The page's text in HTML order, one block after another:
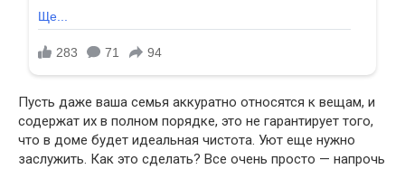
Пусть даже ваша семья аккуратно относятся к вещам, и
содержат их в полном порядке, это не гарантирует того,
что в доме будет идеальная чистота. Уют еще нужно
заслужить. Как это сделать? Все очень просто — напрочь